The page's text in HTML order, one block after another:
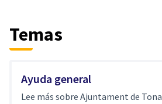
Temas
Ayuda general
Lee más sobre Ajuntament de Tona